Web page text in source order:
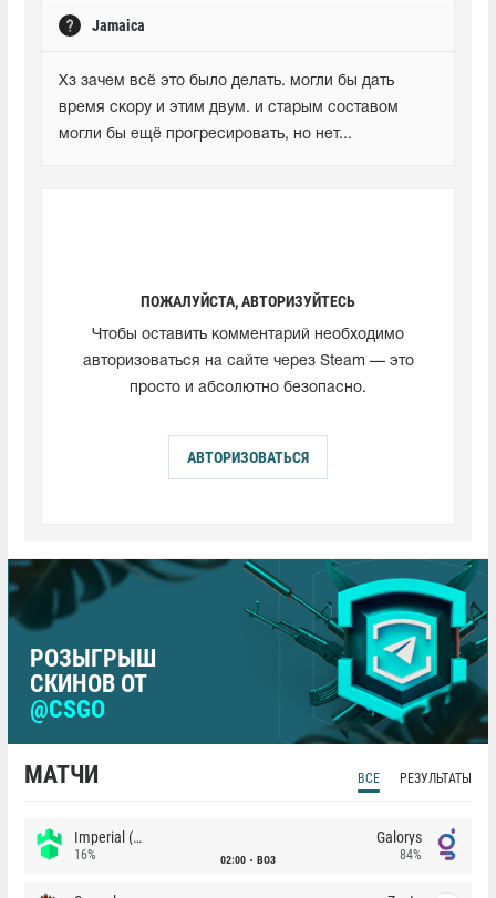
Jamaica
Хз зачем всё это было делать. могли бы дать
время скору и этим двум. и старым составом
могли бы ещё прогресировать, но нет...
ПОЖАЛУЙСТА, АВТОРИЗУЙТЕСЬ
Чтобы оставить комментарий необходимо
авторизоваться на сайте через Steam — это
просто и абсолютно безопасно.
АВТОРИЗОВАТЬСЯ
РОЗЫГРЫШ
СКИНОВ ОТ
@CSGO
МАТЧИ ВСЕ РЕЗУЛЬТАТЫ
Imperial (Brazil)
16% 02:00 BO3
Galorys
84%